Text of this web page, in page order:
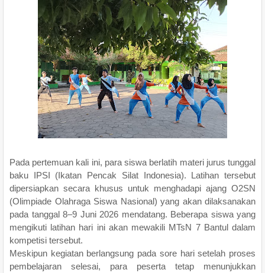
Pada pertemuan kali ini, para siswa berlatih materi jurus tunggal
baku IPSI (Ikatan Pencak Silat Indonesia). Latihan tersebut
dipersiapkan secara khusus untuk menghadapi ajang O2SN
(Olimpiade Olahraga Siswa Nasional) yang akan dilaksanakan
pada tanggal 8–9 Juni 2026 mendatang. Beberapa siswa yang
mengikuti latihan hari ini akan mewakili MTsN 7 Bantul dalam
kompetisi tersebut.
Meskipun kegiatan berlangsung pada sore hari setelah proses
pembelajaran selesai, para peserta tetap menunjukkan